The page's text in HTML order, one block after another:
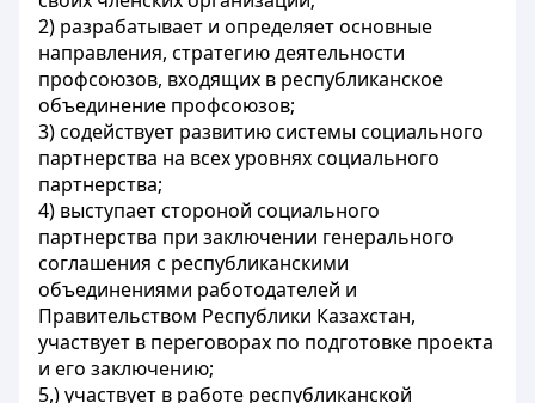
2) разрабатывает и определяет основные
направления, стратегию деятельности
профсоюзов, входящих в республиканское
объединение профсоюзов;
3) содействует развитию системы социального
партнерства на всех уровнях социального
партнерства;
4) выступает стороной социального
партнерства при заключении генерального
соглашения с республиканскими
объединениями работодателей и
Правительством Республики Казахстан,
участвует в переговорах по подготовке проекта
и его заключению;
5,) участвует в работе республиканской